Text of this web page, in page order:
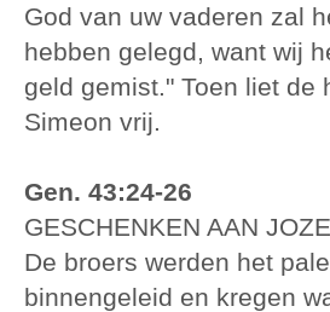
God van uw vaderen zal
hebben gelegd, want wij
geld gemist." Toen liet de
Simeon vrij.
Gen. 43:24-26
GESCHENKEN AAN
De broers werden het
binnengeleid en kregen